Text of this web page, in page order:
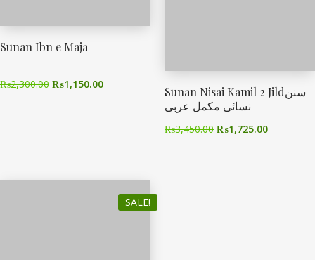
Sunan Ibn e Maja
₨2,300.00 ₨1,150.00
Sunan Nisai Kamil 2 Jildسنن
نسائی مکمل عربی
₨3,450.00 ₨1,725.00
SALE!